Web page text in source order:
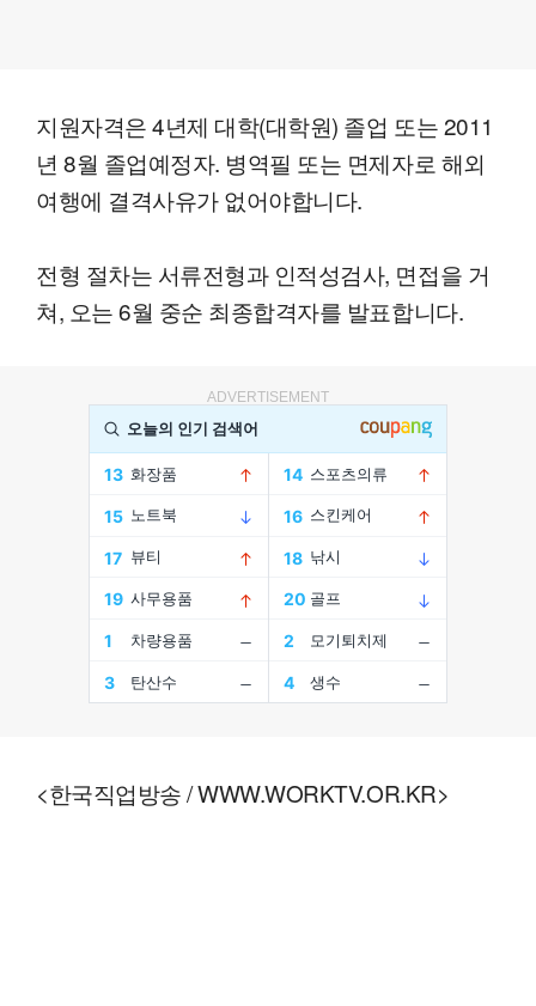
지원자격은 4년제 대학(대학원) 졸업 또는 2011
년 8월 졸업예정자. 병역필 또는 면제자로 해외
여행에 결격사유가 없어야합니다.
전형 절차는 서류전형과 인적성검사, 면접을 거
쳐, 오는 6월 중순 최종합격자를 발표합니다.
ADVERTISEMENT
<한국직업방송 / WWW.WORKTV.OR.KR>